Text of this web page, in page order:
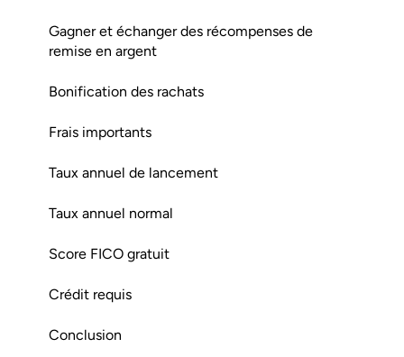
Gagner et échanger des récompenses de
remise en argent
Bonification des rachats
Frais importants
Taux annuel de lancement
Taux annuel normal
Score FICO gratuit
Crédit requis
Conclusion